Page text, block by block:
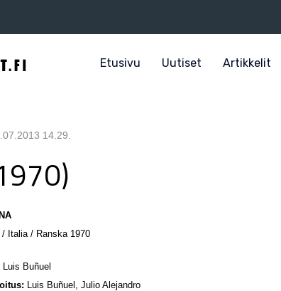
Etusivu Uutiset Artikkelit
14.29
/ Italia / Ranska 1970
Luis Buñuel
Luis Buñuel, Julio Alejandro